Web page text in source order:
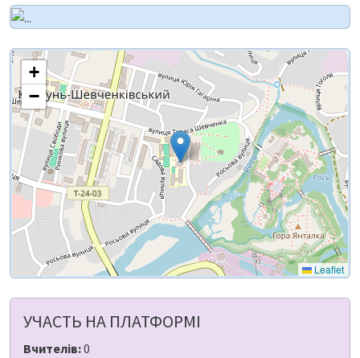
+
−
Leaflet
УЧАСТЬ НА ПЛАТФОРМІ
Вчителів:0